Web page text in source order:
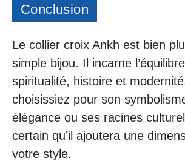
Conclusion
Le collier croix Ankh est bien
simple bijou. Il incarne
spiritualité, histoire et
choisissiez pour son
élégance ou ses racines
certain qu’il ajoutera une
votre style.